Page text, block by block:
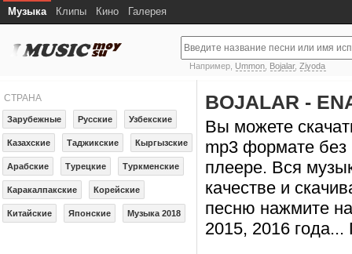
Музыка Клипы Кино Галерея
Например, Ummon Bojalar,Ziyoda
СТРАНА
Зарубежные Русские Узбекские
Казахские Таджикские Кыргызские
Арабские Турецкие Туркменские
Каракалпакские Корейские
Китайские Японские Музыка 2018
BOJALAR -
Вы можете
mp3 формате без
плеере. Вся
качестве и
песню нажмите
2015, 2016